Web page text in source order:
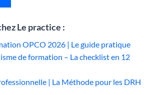
Le practice :
OPCO 2026 | Le guide pratique
de formation – La checklist en 12
| La Méthode pour les DRH